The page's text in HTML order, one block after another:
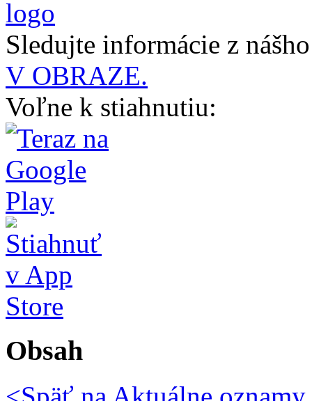
Sledujte informácie z
V OBRAZE.
Voľne k stiahnutiu:
Obsah